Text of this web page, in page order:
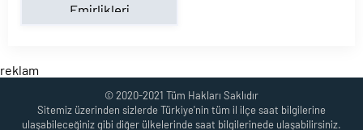
Emirlikleri
reklam
© 2020-2021 Tüm Hakları Saklıdır
Sitemiz üzerinden sizlerde Türkiye'nin tüm il ilçe saat bilgilerine
ulaşabileceğiniz gibi diğer ülkelerinde saat bilgilerinede ulaşabilirsiniz.